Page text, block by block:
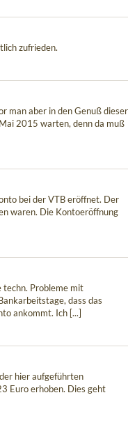
zufrieden.
man aber in den Genuß dieser
2015 warten, denn da muß
bei der VTB eröffnet. Der
waren. Die Kontoeröffnung
techn. Probleme mit
dass das
ankommt. Ich [...]
hier aufgeführten
Euro erhoben. Dies geht